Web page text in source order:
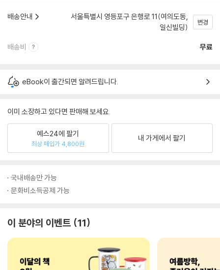
배송안내
서울특별시 영등포구 은행로 11(여의도동,
일신빌딩)
변경
배송비 무료
eBook이 출간되면 알려드립니다.
이미 소장하고 있다면 판매해 보세요.
예스24에 팔기
최상 매입가 4,800원
내 가게에서 팔기
국내배송만 가능
문화비소득공제 가능
이 분야의 이벤트 11